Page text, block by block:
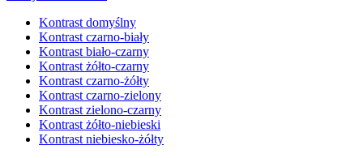
Kontrast domyślny
Kontrast czarno-biały
Kontrast biało-czarny
Kontrast żółto-czarny
Kontrast czarno-żółty
Kontrast czarno-zielony
Kontrast zielono-czarny
Kontrast żółto-niebieski
Kontrast niebiesko-żółty